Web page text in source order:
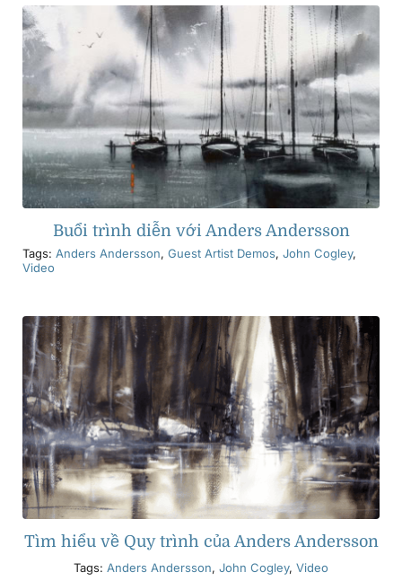
Buổi trình diễn với Anders Andersson
Tags: Anders Andersson, Guest Artist Demos, John Cogley,
Video
Tìm hiểu về Quy trình của Anders Andersson
Tags: Anders Andersson, John Cogley, Video